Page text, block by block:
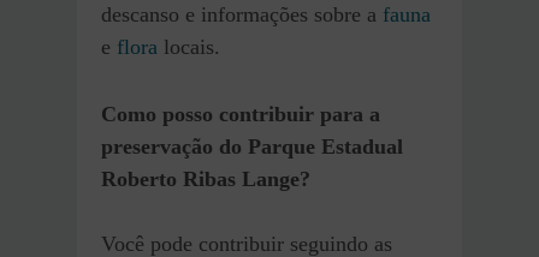
descanso e informações sobre a fauna
e flora locais.
Como posso contribuir para a
preservação do Parque Estadual
Roberto Ribas Lange?
Você pode contribuir seguindo as